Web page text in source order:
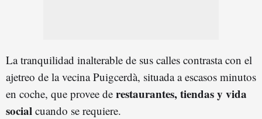
La tranquilidad inalterable de sus calles contrasta con el
ajetreo de la vecina Puigcerdà, situada a escasos minutos
en coche, que provee de restaurantes, tiendas y vida
social cuando se requiere.